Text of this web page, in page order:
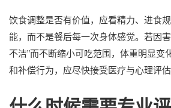
饮食调整是否有价值，应看精力、进食
能，而不是餐后每一次身体感觉。若因
不洁”而不断缩小可吃范围，体重明显变
和补偿行为，应尽快接受医疗与心理评估